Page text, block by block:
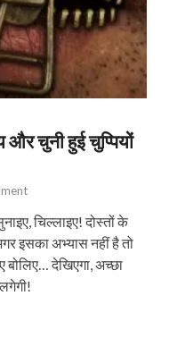
और चुनी हुई चुप्पियों
चिल्लाइए! दोस्तों के
इसका अभ्यास नहीं है तो
देखिएगा, अच्छा